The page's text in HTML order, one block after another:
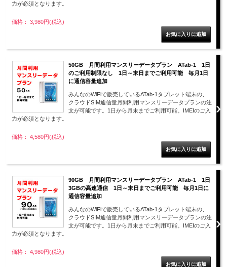
力が必須となります。
価格： 3,980円(税込)
50GB 月間利用マンスリーデータプラン ATab-1 1日
のご利用制限なし 1日～末日までご利用可能 毎月1日
に通信容量追加
みんなのWiFiで販売しているATab-1タブレット端末の、
クラウドSIM通信量月間利用マンスリーデータプランの注
文が可能です。1日から月末までご利用可能。IMEIのご入
力が必須となります。
価格： 4,580円(税込)
90GB 月間利用マンスリーデータプラン ATab-1 1日
3GBの高速通信 1日～末日までご利用可能 毎月1日に
通信容量追加
みんなのWiFiで販売しているATab-1タブレット端末の、
クラウドSIM通信量月間利用マンスリーデータプランの注
文が可能です。1日から月末までご利用可能。IMEIのご入
力が必須となります。
価格： 4,980円(税込)